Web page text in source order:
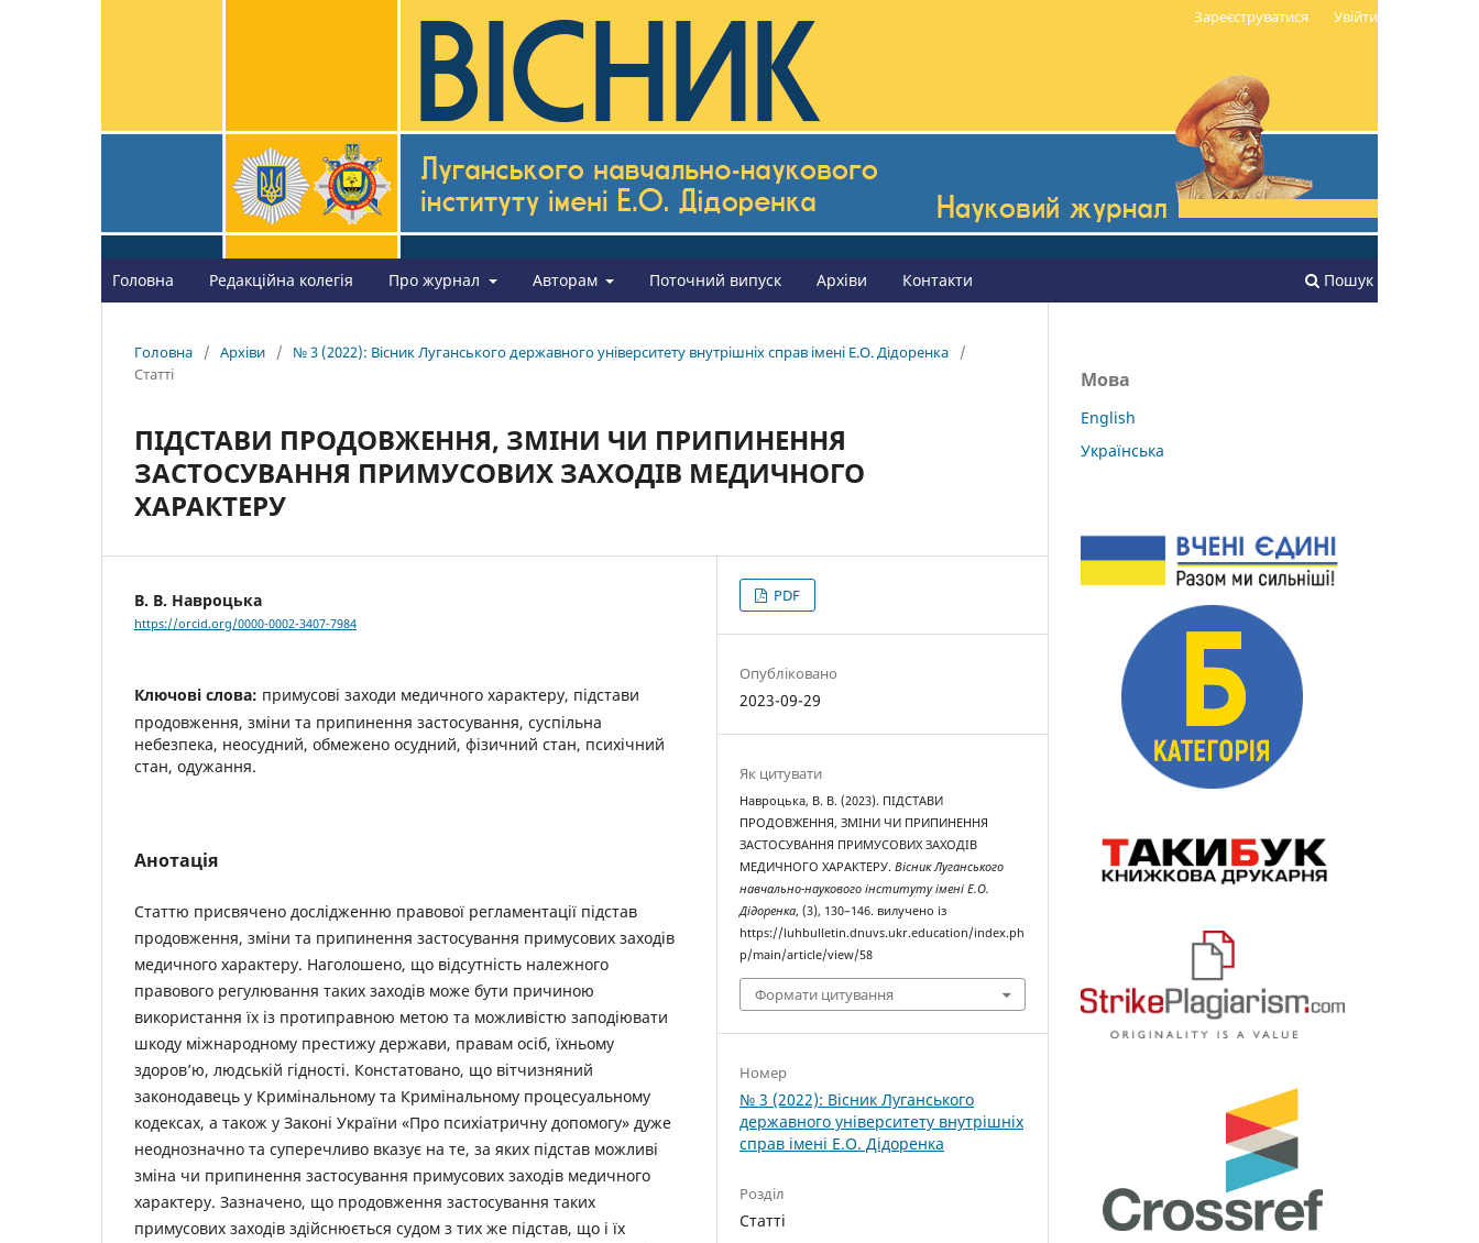
Головна Редакційна колегія Про журнал Авторам Поточний випуск Архіви Контакти Пошук
Зареєструватися Увійти
Головна / Архіви / № 3 (2022): Вісник Луганського державного університету внутрішніх справ імені Е.О. Дідоренка
/
Статті
ПІДСТАВИ ПРОДОВЖЕННЯ, ЗМІНИ ЧИ ПРИПИНЕННЯ
ЗАСТОСУВАННЯ ПРИМУСОВИХ ЗАХОДІВ МЕДИЧНОГО
ХАРАКТЕРУ
В. В. Навроцька
https://orcid.org/0000-0002-3407-7984
Ключові слова: примусові заходи медичного характеру, підстави
продовження, зміни та припинення застосування, суспільна
небезпека, неосудний, обмежено осудний, фізичний стан, психічний
стан, одужання.
Анотація
Статтю присвячено дослідженню правової регламентації підстав
продовження, зміни та припинення застосування примусових заходів
медичного характеру. Наголошено, що відсутність належного
правового регулювання таких заходів може бути причиною
використання їх із протиправною метою та можливістю заподіювати
шкоду міжнародному престижу держави, правам осіб, їхньому
здоров’ю, людській гідності. Констатовано, що вітчизняний
законодавець у Кримінальному та Кримінальному процесуальному
кодексах, а також у Законі України «Про психіатричну допомогу» дуже
неоднозначно та суперечливо вказує на те, за яких підстав можливі
зміна чи припинення застосування примусових заходів медичного
характеру. Зазначено, що продовження застосування таких
примусових заходів здійснюється судом з тих же підстав, що і їх
PDF
Опубліковано
2023-09-29
Як цитувати
Навроцька, В. В. (2023). ПІДСТАВИ
ПРОДОВЖЕННЯ, ЗМІНИ ЧИ ПРИПИНЕННЯ
ЗАСТОСУВАННЯ ПРИМУСОВИХ ЗАХОДІВ
МЕДИЧНОГО ХАРАКТЕРУ.Вісник Луганського
навчально-наукового інституту імені Е.О.
Дідоренка, (3), 130–146. вилучено із
https://luhbulletin.dnuvs.ukr.education/index.ph
p/main/article/view/58
Формати цитування
Номер
№ 3 (2022): Вісник Луганського
державного університету внутрішніх
справ імені Е.О. Дідоренка
Розділ
Статті
Мова
English
Українська